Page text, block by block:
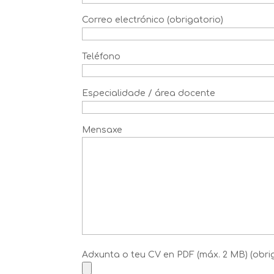
Correo electrónico (obrigatorio)
Teléfono
Especialidade / área docente
Mensaxe
Adxunta o teu CV en PDF (máx. 2 MB)